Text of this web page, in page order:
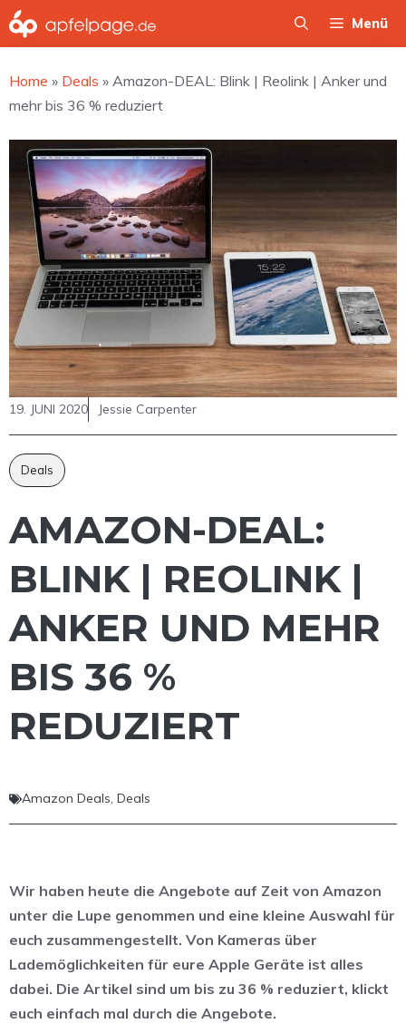
Zum
Inhalt
Menü
Home » Deals » Amazon-DEAL: Blink | Reolink | Anker und
mehr bis 36 % reduziert
19. JUNI 2020 Jessie Carpenter
Deals
AMAZON-DEAL:
BLINK | REOLINK |
ANKER UND MEHR
BIS 36 %
REDUZIERT
Amazon Deals, Deals
Wir haben heute die Angebote auf Zeit von Amazon
unter die Lupe genommen und eine kleine Auswahl für
euch zusammengestellt. Von Kameras über
Lademöglichkeiten für eure Apple Geräte ist alles
dabei. Die Artikel sind um bis zu 36 % reduziert, klickt
euch einfach mal durch die Angebote.